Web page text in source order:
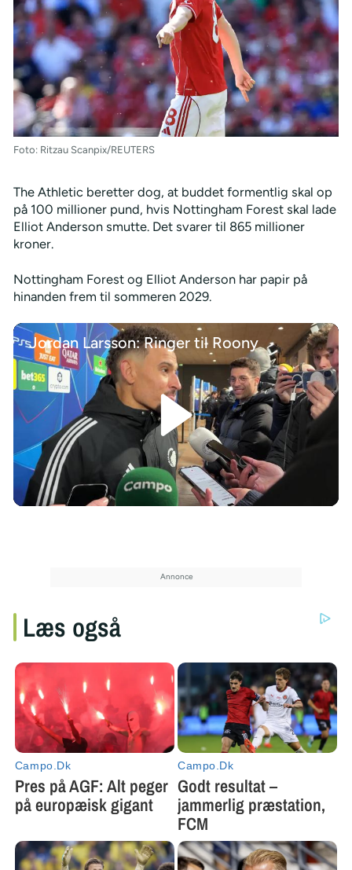
Foto: Ritzau Scanpix/REUTERS
The Athletic beretter dog, at buddet formentlig skal op
på 100 millioner pund, hvis Nottingham Forest skal lade
Elliot Anderson smutte. Det svarer til 865 millioner
kroner.
Nottingham Forest og Elliot Anderson har papir på
hinanden frem til sommeren 2029.
Jordan Larsson: Ringer til Roony
/